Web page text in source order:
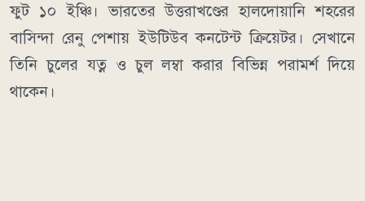
ফুট ১০ ইঞ্চি। ভারতের উত্তরাখণ্ডের হালদোয়ানি শহরের
বাসিন্দা রেনু পেশায় ইউটিউব কনটেন্ট ক্রিয়েটর। সেখানে
তিনি চুলের যত্ন ও চুল লম্বা করার বিভিন্ন পরামর্শ দিয়ে
থাকেন।